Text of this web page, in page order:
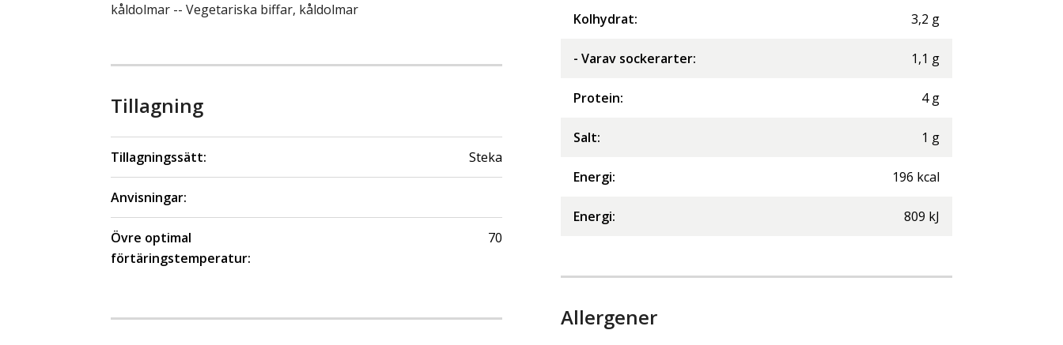
kåldolmar -- Vegetariska biffar, kåldolmar
Tillagning
Tillagningssätt: Steka
Anvisningar:
Övre optimal
förtäringstemperatur:
70
Kolhydrat: 3,2 g
- Varav sockerarter: 1,1 g
Protein: 4 g
Salt: 1 g
Energi: 196 kcal
Energi: 809 kJ
Allergener